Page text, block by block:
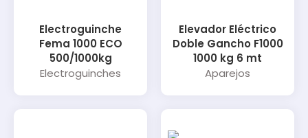
Electroguinche
Fema 1000 ECO
500/1000kg
Electroguinches
Elevador Eléctrico
Doble Gancho F1000
1000 kg 6 mt
Aparejos